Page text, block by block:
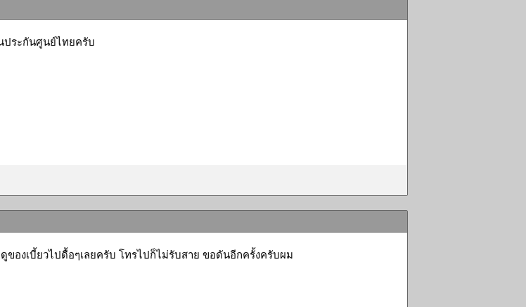
ประกันศูนย์ไทยครับ
องเบี้ยวไปดื้อๆเลยครับ โทรไปก็ไม่รับสาย ขอดันอีกครั้งครับผม